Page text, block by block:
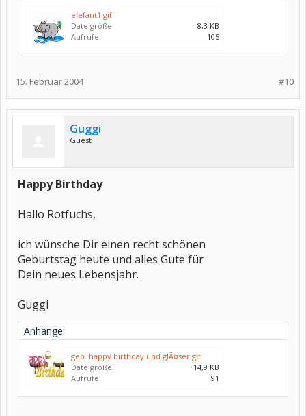
elefant1.gif
Dateigröße:
8,3 KB
Aufrufe:
105
#10
15. Februar 2004
Guggi
Guest
Happy Birthday
Hallo Rotfuchs,
ich wünsche Dir einen recht schönen
Geburtstag heute und alles Gute für
Dein neues Lebensjahr.
Guggi
Anhänge:
geb. happy birthday und glÃ¤ser.gif
Dateigröße:
14,9 KB
Aufrufe:
91